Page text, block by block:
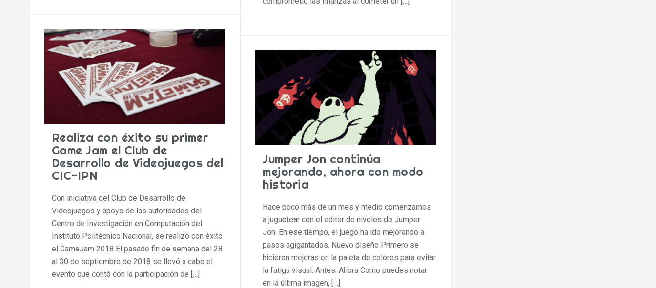
Realiza con éxito su primer
Game Jam el Club de
Desarrollo de Videojuegos del
CIC-IPN
Con iniciativa del Club de Desarrollo de
Videojuegos y apoyo de las autoridades del
Centro de Investigación en Computación del
Instituto Politécnico Nacional, se realizó con éxito
el GameJam 2018 El pasado fin de semana del 28
al 30 de septiembre de 2018 se llevó a cabo el
evento que contó con la participación de […]
Jumper Jon continúa
mejorando, ahora con modo
historia
Hace poco más de un mes y medio comenzamos
a juguetear con el editor de niveles de Jumper
Jon. En ese tiempo, el juego ha ido mejorando a
pasos agigantados. Nuevo diseño Primero se
hicieron mejoras en la paleta de colores para evitar
la fatiga visual. Antes: Ahora Como puedes notar
en la última imagen, […]